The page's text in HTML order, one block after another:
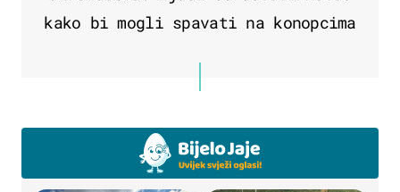
kako bi mogli spavati na konopcima